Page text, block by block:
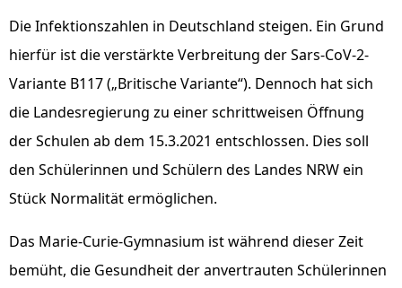
Die Infektionszahlen in Deutschland steigen. Ein Grund
hierfür ist die verstärkte Verbreitung der Sars-CoV-2-
Variante B117 („Britische Variante“). Dennoch hat sich
die Landesregierung zu einer schrittweisen Öffnung
der Schulen ab dem 15.3.2021 entschlossen. Dies soll
den Schülerinnen und Schülern des Landes NRW ein
Stück Normalität ermöglichen.
Das Marie-Curie-Gymnasium ist während dieser Zeit
bemüht, die Gesundheit der anvertrauten Schülerinnen